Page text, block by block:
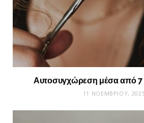
Αυτοσυγχώρεση μέσα από
11 ΝΟΕΜΒΡΊΟΥ,